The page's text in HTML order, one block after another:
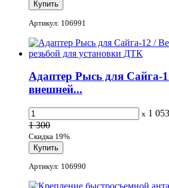
Артикул: 106991
Адаптер Рысь для Сайга-
внешней...
x 1 053
1 300
Скидка 19%
Артикул: 106990